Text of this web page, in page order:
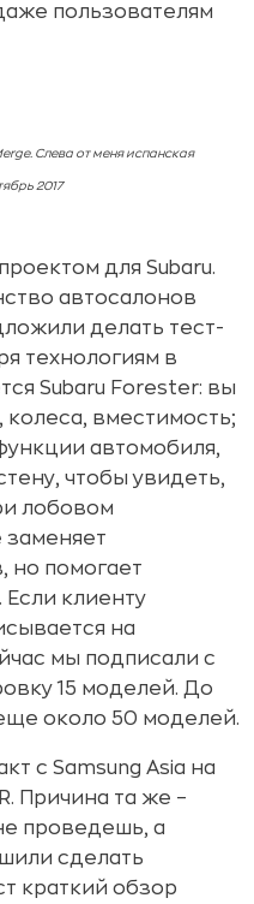
пользователям
Слева от меня испанская
2017
для Subaru.
автосалонов
делать тест-
технологиям в
Subaru Forester: вы
вместимость;
автомобиля,
чтобы увидеть,
лобовом
заменяет
но помогает
клиенту
на
мы подписали с
15 моделей. До
около 50 моделей.
с Samsung Asia на
Причина та же –
проведешь, а
сделать
краткий обзор